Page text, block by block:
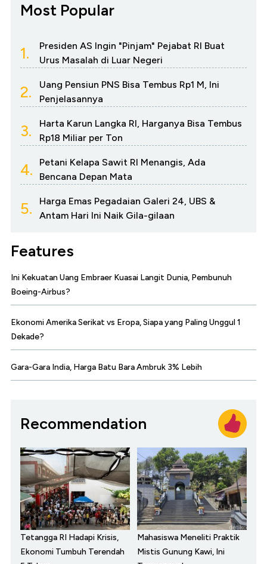
Most Popular
1.
Presiden AS Ingin "Pinjam" Pejabat RI Buat
Urus Masalah di Luar Negeri
2.
Uang Pensiun PNS Bisa Tembus Rp1 M, Ini
Penjelasannya
3.
Harta Karun Langka RI, Harganya Bisa Tembus
Rp18 Miliar per Ton
4.
Petani Kelapa Sawit RI Menangis, Ada
Bencana Depan Mata
5.
Harga Emas Pegadaian Galeri 24, UBS &
Antam Hari Ini Naik Gila-gilaan
Features
Ini Kekuatan Uang Embraer Kuasai Langit Dunia, Pembunuh
Boeing-Airbus?
Ekonomi Amerika Serikat vs Eropa, Siapa yang Paling Unggul 1
Dekade?
Gara-Gara India, Harga Batu Bara Ambruk 3% Lebih
Recommendation
Tetangga RI Hadapi Krisis,
Ekonomi Tumbuh Terendah
Mahasiswa Meneliti Praktik
Mistis Gunung Kawi, Ini